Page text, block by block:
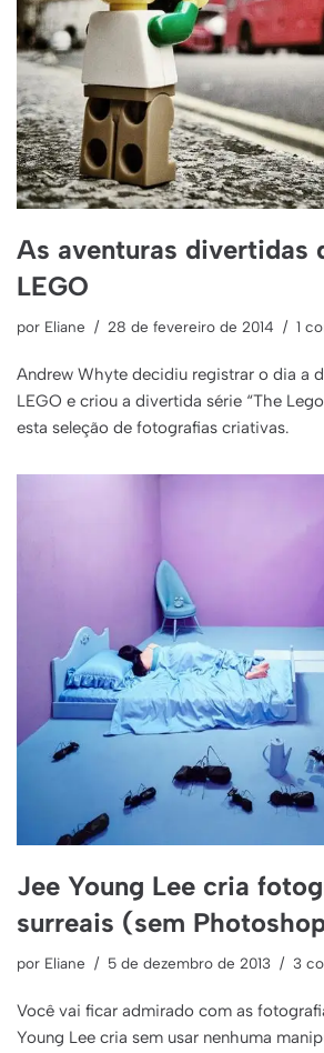
As aventuras divertidas
LEGO
por Eliane 28 de fevereiro de 2014 1
Andrew Whyte decidiu registrar o dia a
LEGO e criou a divertida série “The
esta seleção de fotografias criativas.
Jee Young Lee cria
surreais (sem
por Eliane 5 de dezembro de 2013 3
Você vai ficar admirado com as
Young Lee cria sem usar nenhuma